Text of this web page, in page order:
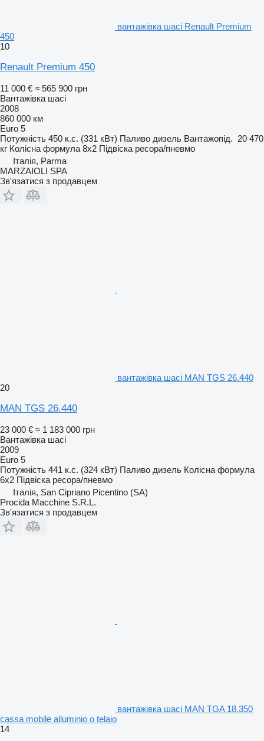
вантажівка шасі Renault Premium
450
10
Renault Premium 450
11 000 € ≈ 565 900 грн
Вантажівка шасі
2008
860 000 км
Euro 5
Потужність 450 к.с. (331 кВт) Паливо дизель Вантажопід. 20 470
кг Колісна формула 8x2 Підвіска ресора/пневмо
Італія, Parma
MARZAIOLI SPA
Зв'язатися з продавцем
вантажівка шасі MAN TGS 26.440
20
MAN TGS 26.440
23 000 € ≈ 1 183 000 грн
Вантажівка шасі
2009
Euro 5
Потужність 441 к.с. (324 кВт) Паливо дизель Колісна формула
6x2 Підвіска ресора/пневмо
Італія, San Cipriano Picentino (SA)
Procida Macchine S.R.L.
Зв'язатися з продавцем
вантажівка шасі MAN TGA 18.350
cassa mobile alluminio o telaio
14